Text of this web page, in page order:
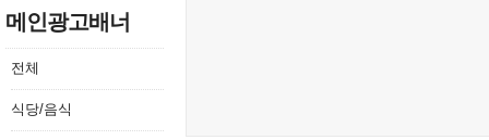
메인광고배너
전체
식당/음식